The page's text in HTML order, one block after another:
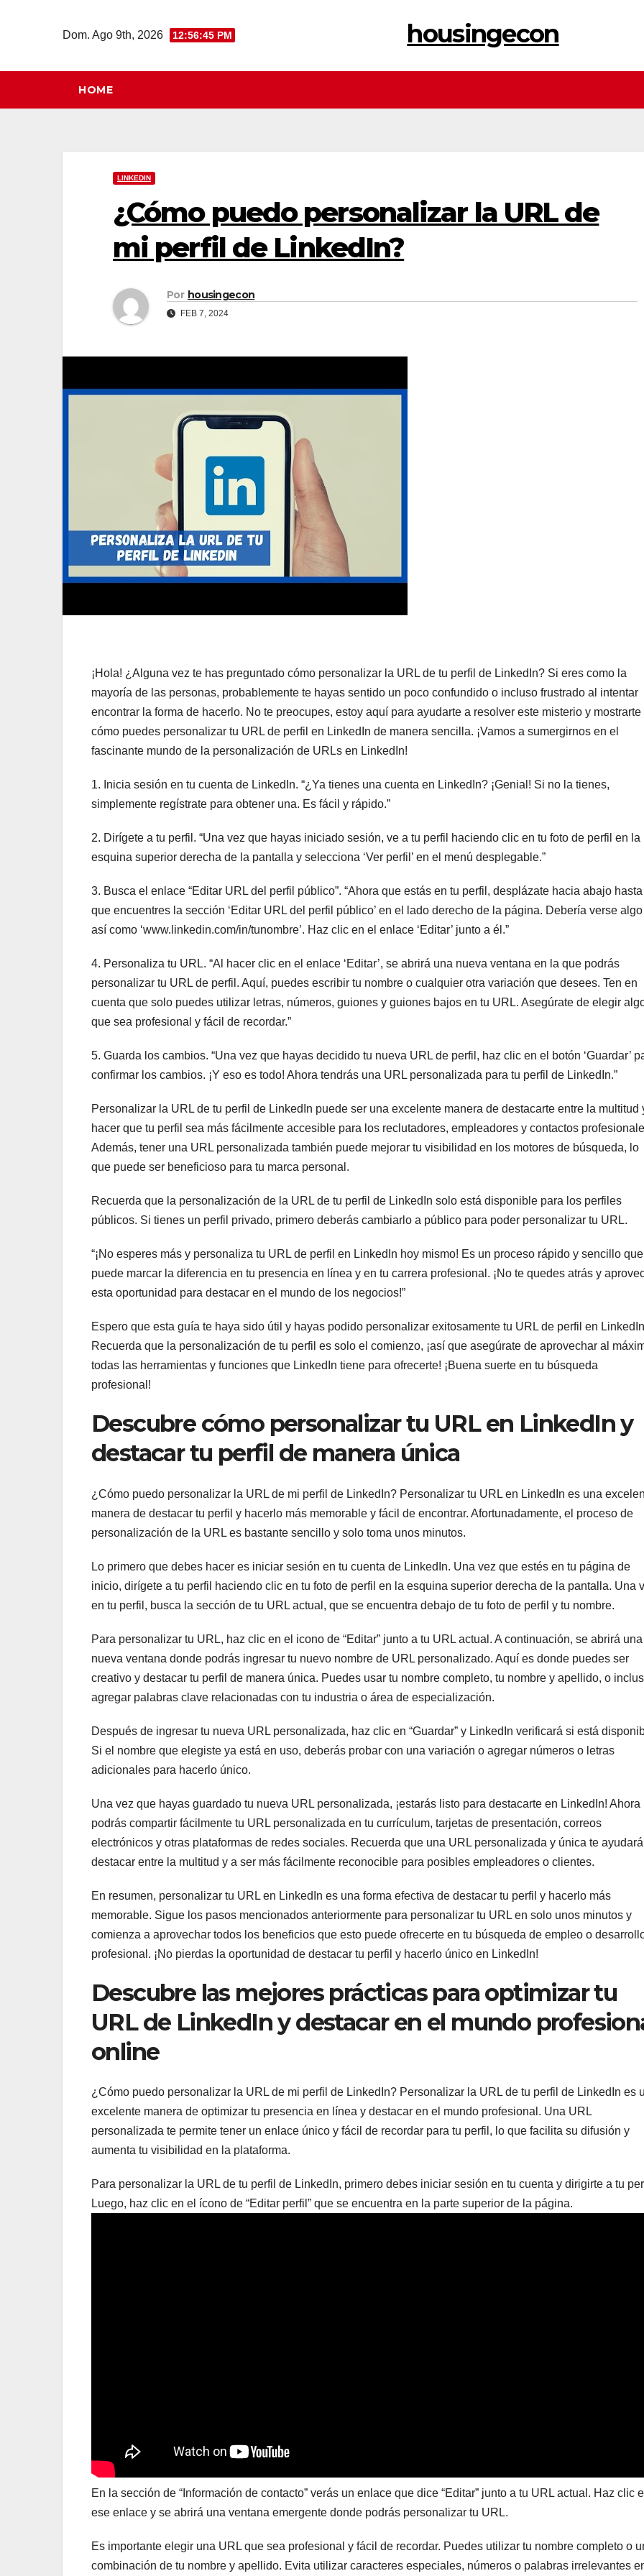
Dom. Ago 9th, 2026 12:56:46 PM housingecon
HOME
LINKEDIN
¿Cómo puedo personalizar la URL de
mi perfil de LinkedIn?
Por housingecon
FEB 7, 2024
¡Hola! ¿Alguna vez te has preguntado cómo personalizar la URL de tu perfil de LinkedIn? Si eres como la
mayoría de las personas, probablemente te hayas sentido un poco confundido o incluso frustrado al intentar
encontrar la forma de hacerlo. No te preocupes, estoy aquí para ayudarte a resolver este misterio y mostrarte
cómo puedes personalizar tu URL de perfil en LinkedIn de manera sencilla. ¡Vamos a sumergirnos en el
fascinante mundo de la personalización de URLs en LinkedIn!
1. Inicia sesión en tu cuenta de LinkedIn. “¿Ya tienes una cuenta en LinkedIn? ¡Genial! Si no la tienes,
simplemente regístrate para obtener una. Es fácil y rápido.”
2. Dirígete a tu perfil. “Una vez que hayas iniciado sesión, ve a tu perfil haciendo clic en tu foto de perfil en la
esquina superior derecha de la pantalla y selecciona ‘Ver perfil’ en el menú desplegable.”
3. Busca el enlace “Editar URL del perfil público”. “Ahora que estás en tu perfil, desplázate hacia abajo hasta
que encuentres la sección ‘Editar URL del perfil público’ en el lado derecho de la página. Debería verse algo
así como ‘www.linkedin.com/in/tunombre’. Haz clic en el enlace ‘Editar’ junto a él.”
4. Personaliza tu URL. “Al hacer clic en el enlace ‘Editar’, se abrirá una nueva ventana en la que podrás
personalizar tu URL de perfil. Aquí, puedes escribir tu nombre o cualquier otra variación que desees. Ten en
cuenta que solo puedes utilizar letras, números, guiones y guiones bajos en tu URL. Asegúrate de elegir
que sea profesional y fácil de recordar.”
5. Guarda los cambios. “Una vez que hayas decidido tu nueva URL de perfil, haz clic en el botón ‘Guardar’
confirmar los cambios. ¡Y eso es todo! Ahora tendrás una URL personalizada para tu perfil de LinkedIn.”
Personalizar la URL de tu perfil de LinkedIn puede ser una excelente manera de destacarte entre la multitud
hacer que tu perfil sea más fácilmente accesible para los reclutadores, empleadores y contactos
Además, tener una URL personalizada también puede mejorar tu visibilidad en los motores de búsqueda, lo
que puede ser beneficioso para tu marca personal.
Recuerda que la personalización de la URL de tu perfil de LinkedIn solo está disponible para los perfiles
públicos. Si tienes un perfil privado, primero deberás cambiarlo a público para poder personalizar tu URL.
“¡No esperes más y personaliza tu URL de perfil en LinkedIn hoy mismo! Es un proceso rápido y sencillo que
puede marcar la diferencia en tu presencia en línea y en tu carrera profesional. ¡No te quedes atrás y
esta oportunidad para destacar en el mundo de los negocios!”
Espero que esta guía te haya sido útil y hayas podido personalizar exitosamente tu URL de perfil en
Recuerda que la personalización de tu perfil es solo el comienzo, ¡así que asegúrate de aprovechar al
todas las herramientas y funciones que LinkedIn tiene para ofrecerte! ¡Buena suerte en tu búsqueda
profesional!
Descubre cómo personalizar tu URL en LinkedIn y
destacar tu perfil de manera única
¿Cómo puedo personalizar la URL de mi perfil de LinkedIn? Personalizar tu URL en LinkedIn es una
manera de destacar tu perfil y hacerlo más memorable y fácil de encontrar. Afortunadamente, el proceso de
personalización de la URL es bastante sencillo y solo toma unos minutos.
Lo primero que debes hacer es iniciar sesión en tu cuenta de LinkedIn. Una vez que estés en tu página de
inicio, dirígete a tu perfil haciendo clic en tu foto de perfil en la esquina superior derecha de la pantalla. Una
en tu perfil, busca la sección de tu URL actual, que se encuentra debajo de tu foto de perfil y tu nombre.
Para personalizar tu URL, haz clic en el icono de “Editar” junto a tu URL actual. A continuación, se abrirá una
nueva ventana donde podrás ingresar tu nuevo nombre de URL personalizado. Aquí es donde puedes ser
creativo y destacar tu perfil de manera única. Puedes usar tu nombre completo, tu nombre y apellido, o
agregar palabras clave relacionadas con tu industria o área de especialización.
Después de ingresar tu nueva URL personalizada, haz clic en “Guardar” y LinkedIn verificará si está
Si el nombre que elegiste ya está en uso, deberás probar con una variación o agregar números o letras
adicionales para hacerlo único.
Una vez que hayas guardado tu nueva URL personalizada, ¡estarás listo para destacarte en LinkedIn! Ahora
podrás compartir fácilmente tu URL personalizada en tu currículum, tarjetas de presentación, correos
electrónicos y otras plataformas de redes sociales. Recuerda que una URL personalizada y única te
destacar entre la multitud y a ser más fácilmente reconocible para posibles empleadores o clientes.
En resumen, personalizar tu URL en LinkedIn es una forma efectiva de destacar tu perfil y hacerlo más
memorable. Sigue los pasos mencionados anteriormente para personalizar tu URL en solo unos minutos y
comienza a aprovechar todos los beneficios que esto puede ofrecerte en tu búsqueda de empleo o
profesional. ¡No pierdas la oportunidad de destacar tu perfil y hacerlo único en LinkedIn!
Descubre las mejores prácticas para optimizar tu
URL de LinkedIn y destacar en el mundo
online
¿Cómo puedo personalizar la URL de mi perfil de LinkedIn? Personalizar la URL de tu perfil de LinkedIn es
excelente manera de optimizar tu presencia en línea y destacar en el mundo profesional. Una URL
personalizada te permite tener un enlace único y fácil de recordar para tu perfil, lo que facilita su difusión y
aumenta tu visibilidad en la plataforma.
Para personalizar la URL de tu perfil de LinkedIn, primero debes iniciar sesión en tu cuenta y dirigirte a tu
Luego, haz clic en el ícono de “Editar perfil” que se encuentra en la parte superior de la página.
En la sección de “Información de contacto” verás un enlace que dice “Editar” junto a tu URL actual. Haz clic
ese enlace y se abrirá una ventana emergente donde podrás personalizar tu URL.
Es importante elegir una URL que sea profesional y fácil de recordar. Puedes utilizar tu nombre completo o
combinación de tu nombre y apellido. Evita utilizar caracteres especiales, números o palabras irrelevantes